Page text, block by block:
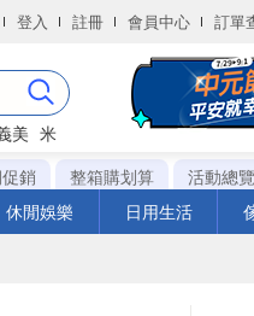
登入 註冊 會員中心 訂單
美 米
銷 整箱購划算 活動總覽
休閒娛樂 日用生活